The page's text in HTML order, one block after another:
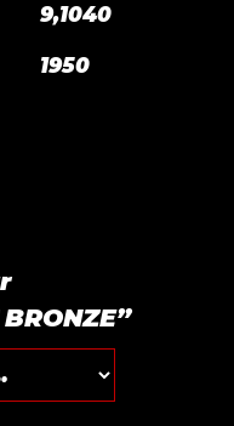
9,1040
1950